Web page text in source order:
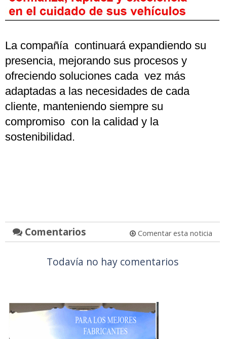
La compañía continuará expandiendo su
presencia, mejorando sus procesos y
ofreciendo soluciones cada vez más
adaptadas a las necesidades de cada
cliente, manteniendo siempre su
compromiso con la calidad y la
sostenibilidad.
Comentarios Comentar esta noticia
Todavía no hay comentarios